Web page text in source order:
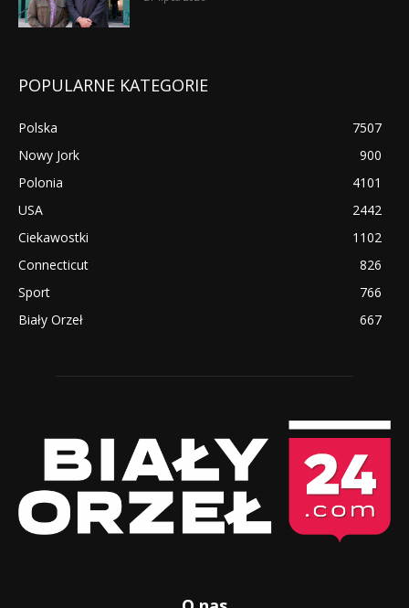
POPULARNE KATEGORIE
Polska
7507
Nowy Jork
900
Polonia
4101
USA
2442
Ciekawostki
1102
Connecticut
826
Sport
766
Biały Orzeł
667